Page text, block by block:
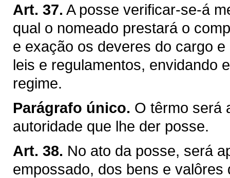
Art. 37. A posse verificar-se-á
qual o nomeado prestará o
e exação os deveres do cargo
leis e regulamentos, envidando
regime.
Parágrafo único. O têrmo será
autoridade que lhe der posse.
Art. 38. No ato da posse, será
empossado, dos bens e